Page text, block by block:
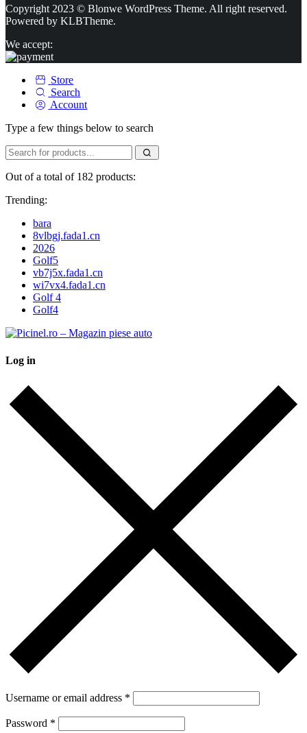
Copyright 2023 © Blonwe WordPress Theme. All right reserved.
Powered by KLBTheme.
We accept:
Store
Search
Account
Type a few things below to search
Out of a total of 182 products:
Trending:
bara
8vlbgj.fada1.cn
2026
Golf5
vb7j5x.fada1.cn
wi7vx4.fada1.cn
Golf 4
Golf4
Log in
Username or email address *
Password *